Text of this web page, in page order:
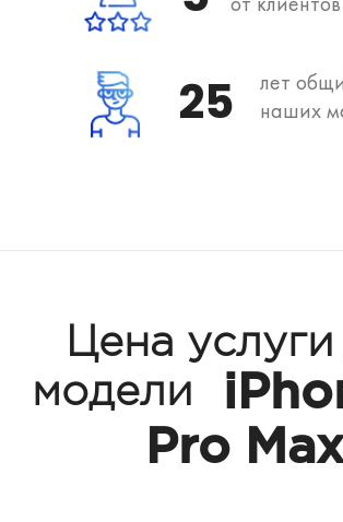
25
лет
наших
Цена
модели
Pro Max